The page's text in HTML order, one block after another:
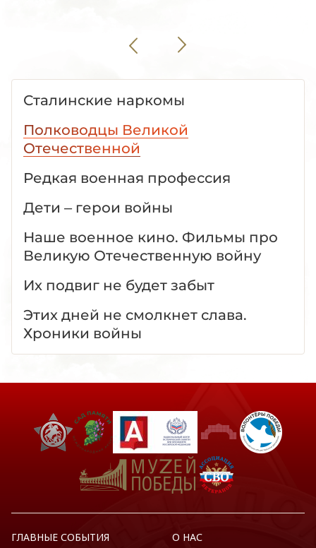
Сталинские наркомы
Полководцы Великой
Отечественной
Редкая военная профессия
Дети – герои войны
Наше военное кино. Фильмы про
Великую Отечественную войну
Их подвиг не будет забыт
Этих дней не смолкнет слава.
Хроники войны
ГЛАВНЫЕ СОБЫТИЯ О НАС